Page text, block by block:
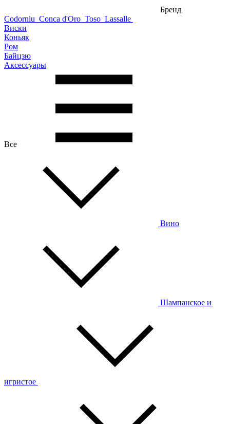
Бренд
Codorniu Conca d'Oro Toso Lassalle
Виски
Коньяк
Ром
Байцзю
Аксессуары
Все
Вино
Шампанское и
игристое